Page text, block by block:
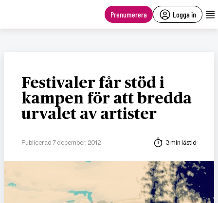
Prenumerera Logga in
Festivaler får stöd i
kampen för att bredda
urvalet av artister
Publicerad 7 december, 2012 3 min lästid